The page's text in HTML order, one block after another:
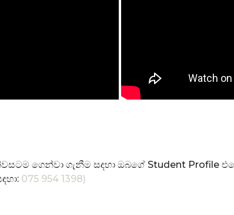
ගෙන්වා ගැනීම සඳහා ඔබගේ Student
075 954 1398)